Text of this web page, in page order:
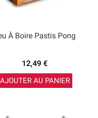
À Boire Pastis Pong
12,49 €
AJOUTER AU PANIER